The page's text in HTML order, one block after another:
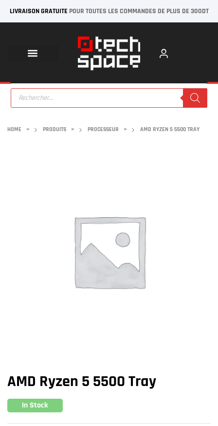
LIVRAISON GRATUITE POUR TOUTES LES COMMANDES DE PLUS DE 300DT
HOME > PRODUITS > PROCESSEUR > AMD RYZEN 5 5500 TRAY
AMD Ryzen 5 5500 Tray
In Stock